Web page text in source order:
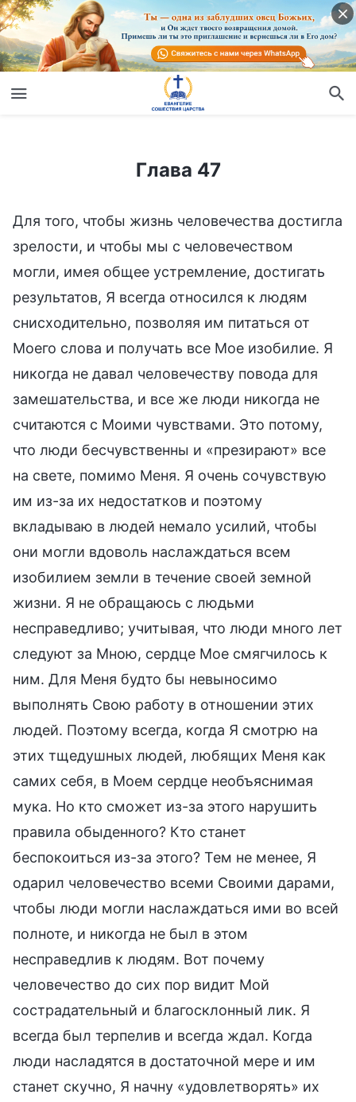
Глава 47
Для того, чтобы жизнь человечества достигла
зрелости, и чтобы мы с человечеством
могли, имея общее устремление, достигать
результатов, Я всегда относился к людям
снисходительно, позволяя им питаться от
Моего слова и получать все Мое изобилие. Я
никогда не давал человечеству повода для
замешательства, и все же люди никогда не
считаются с Моими чувствами. Это потому,
что люди бесчувственны и «презирают» все
на свете, помимо Меня. Я очень сочувствую
им из-за их недостатков и поэтому
вкладываю в людей немало усилий, чтобы
они могли вдоволь наслаждаться всем
изобилием земли в течение своей земной
жизни. Я не обращаюсь с людьми
несправедливо; учитывая, что люди много лет
следуют за Мною, сердце Мое смягчилось к
ним. Для Меня будто бы невыносимо
выполнять Свою работу в отношении этих
людей. Поэтому всегда, когда Я смотрю на
этих тщедушных людей, любящих Меня как
самих себя, в Моем сердце необъяснимая
мука. Но кто сможет из-за этого нарушить
правила обыденного? Кто станет
беспокоиться из-за этого? Тем не менее, Я
одарил человечество всеми Своими дарами,
чтобы люди могли наслаждаться ими во всей
полноте, и никогда не был в этом
несправедлив к людям. Вот почему
человечество до сих пор видит Мой
сострадательный и благосклонный лик. Я
всегда был терпелив и всегда ждал. Когда
люди насладятся в достаточной мере и им
станет скучно, Я начну «удовлетворять» их